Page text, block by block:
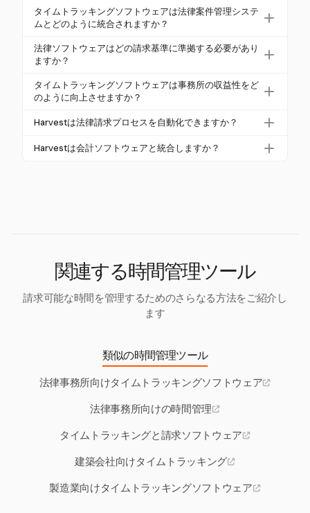
の最大25%を失う可能性があり、収益に大きな影響
を与えます。さらに、ABA基準に従った倫理的なコ
ンプライアンスは、請求の透明性を求めており、正
確なトラッキングがそれを支援します。
法律タイムトラッキングソフトウェアには、自動タ
イムキャプチャ、カスタマイズ可能な請求レート、
コンプライアンス機能が含まれているべきです。こ
れらの機能は、正確性を維持し、請求プロセスを簡
素化するのに役立ちます。
タイムトラッキングソフトウェアは法律案件管理システ
ムとどのように統合されますか？
法律案件管理システムとの統合により、データの
シームレスな同期と統一されたダッシュボードが可
ラーが減少し、すべての時間エントリーがキャプ
チャされ、案件活動にリンクされることが保証され
ます。
法律ソフトウェアはどの請求基準に準拠する必要があり
ますか？
法律ソフトウェアは、UTBMS、LEDES、IOLTAなど
の基準やABA信託会計規則に準拠する必要がありま
て、一貫した倫理的な請求慣行を確保します。
タイムトラッキングソフトウェアは事務所の収益性をど
のように向上させますか？
タイムトラッキングソフトウェアは、請求可能時間
を提供することで収益性を向上させます。自動ツー
Harvestは法律請求プロセスを自動化できますか？
はい、Harvestは追跡された時間から請求を自動化
Harvestは会計ソフトウェアと統合しますか？
関連する時間管理ツール
請求可能な時間を管理するためのさらなる方法をご紹介し
ます
類似の時間管理ツール
法律事務所向けタイムトラッキングソフトウェア
法律事務所向けの時間管理
タイムトラッキングと請求ソフトウェア
建築会社向けタイムトラッキング
製造業向けタイムトラッキングソフトウェア